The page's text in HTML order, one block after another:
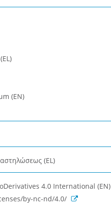
(EN)
(EL)
4.0 International (EN)
by-nc-nd/4.0/